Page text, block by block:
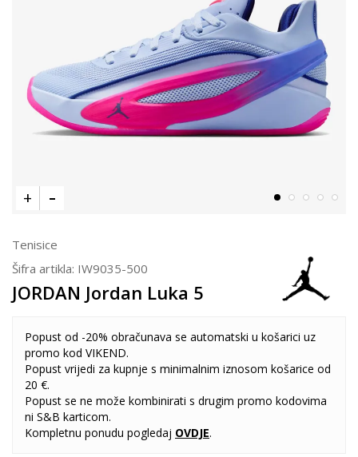
Tenisice
Šifra artikla: IW9035-500
JORDAN Jordan Luka 5
Popust od -20% obračunava se automatski u košarici uz
promo kod VIKEND.
Popust vrijedi za kupnje s minimalnim iznosom košarice od
20 €.
Popust se ne može kombinirati s drugim promo kodovima
ni S&B karticom.
Kompletnu ponudu pogledaj OVDJE.